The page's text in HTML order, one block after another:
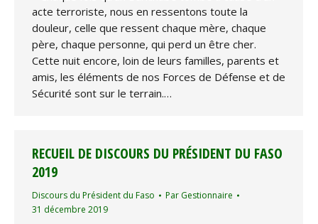
acte terroriste, nous en ressentons toute la
douleur, celle que ressent chaque mère, chaque
père, chaque personne, qui perd un être cher.
Cette nuit encore, loin de leurs familles, parents et
amis, les éléments de nos Forces de Défense et de
Sécurité sont sur le terrain.…
RECUEIL DE DISCOURS DU PRÉSIDENT DU FASO
2019
Discours du Président du Faso Par Gestionnaire
31 décembre 2019